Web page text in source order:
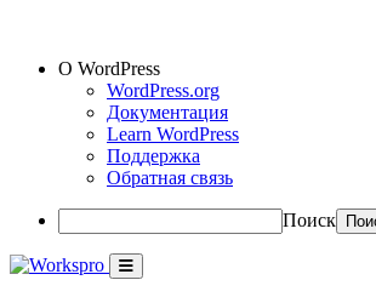
О WordPress
WordPress.org
Документация
Learn WordPress
Поддержка
Обратная связь
Поиск